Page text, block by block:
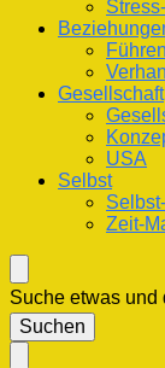
Führen
Gesellschaft
USA
Selbst
Zeit-
Suchst
du
nach
Suche etwas und